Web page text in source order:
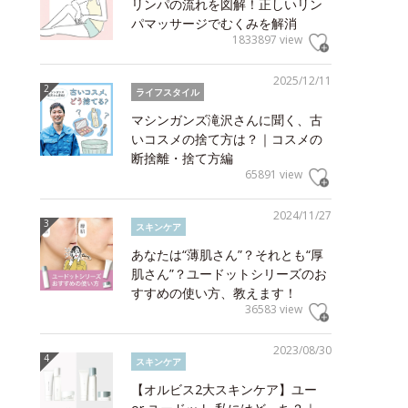
リンパの流れを図解！正しいリン
パマッサージでむくみを解消
1833897 view
2025/12/11
ライフスタイル
マシンガンズ滝沢さんに聞く、古
いコスメの捨て方は？｜コスメの
断捨離・捨て方編
65891 view
2024/11/27
スキンケア
あなたは“薄肌さん”？それとも“厚
肌さん”？ユードットシリーズのお
すすめの使い方、教えます！
36583 view
2023/08/30
スキンケア
【オルビス2大スキンケア】ユー